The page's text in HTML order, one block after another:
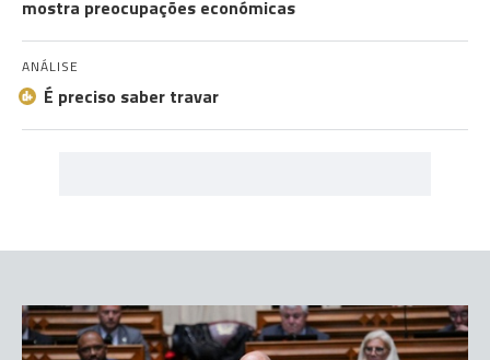
mostra preocupações económicas
ANÁLISE
É preciso saber travar